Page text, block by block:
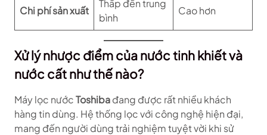
Chi phí sản xuất
Thấp đến trung
bình
Cao hơn
Xử lý nhược điểm của nước tinh khiết và
nước cấtnhư thế nào?
Máy lọc nướcToshibađang được rất nhiều khách
hàng tin dùng. Hệ thống lọc với công nghệ hiện đại,
mang đến người dùng trải nghiệm tuyệt vời khi sử